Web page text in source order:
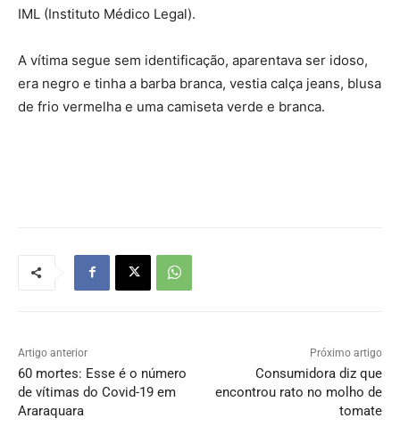
IML (Instituto Médico Legal).
A vítima segue sem identificação, aparentava ser idoso,
era negro e tinha a barba branca, vestia calça jeans, blusa
de frio vermelha e uma camiseta verde e branca.
Artigo anterior
60 mortes: Esse é o número
de vítimas do Covid-19 em
Araraquara
Próximo artigo
Consumidora diz que
encontrou rato no molho de
tomate